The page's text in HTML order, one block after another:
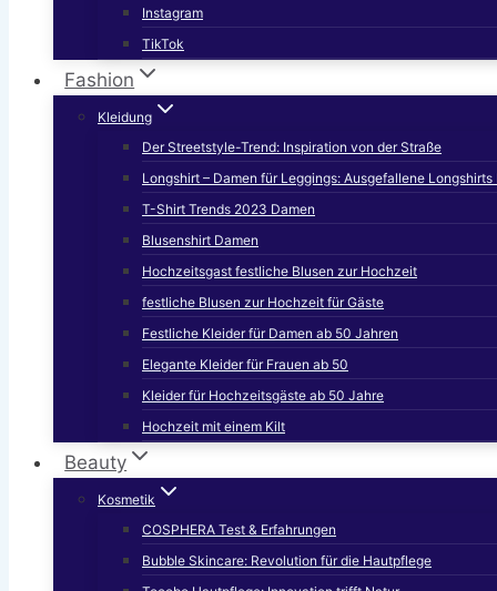
Instagram
TikTok
Fashion
Kleidung
Der Streetstyle-Trend: Inspiration von der Straße
Longshirt – Damen für Leggings: Ausgefallene
T-Shirt Trends 2023 Damen
Blusenshirt Damen
Hochzeitsgast festliche Blusen zur Hochzeit
festliche Blusen zur Hochzeit für Gäste
Festliche Kleider für Damen ab 50 Jahren
Elegante Kleider für Frauen ab 50
Kleider für Hochzeitsgäste ab 50 Jahre
Hochzeit mit einem Kilt
Beauty
Kosmetik
COSPHERA Test & Erfahrungen
Bubble Skincare: Revolution für die Hautpflege